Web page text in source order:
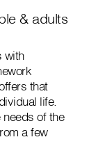
& adults
with
that
life.
of the
a few